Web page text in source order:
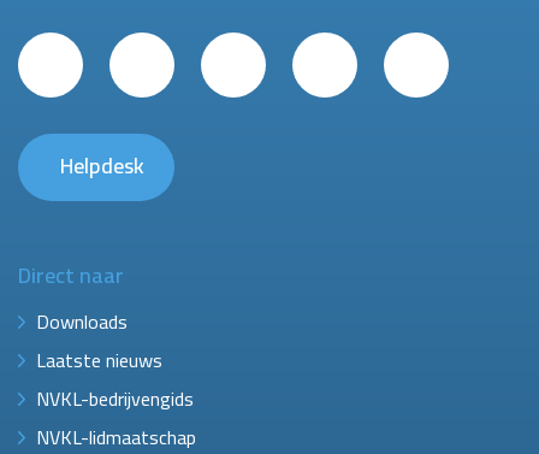
Helpdesk
Direct naar
Downloads
Laatste nieuws
NVKL-bedrijvengids
NVKL-lidmaatschap